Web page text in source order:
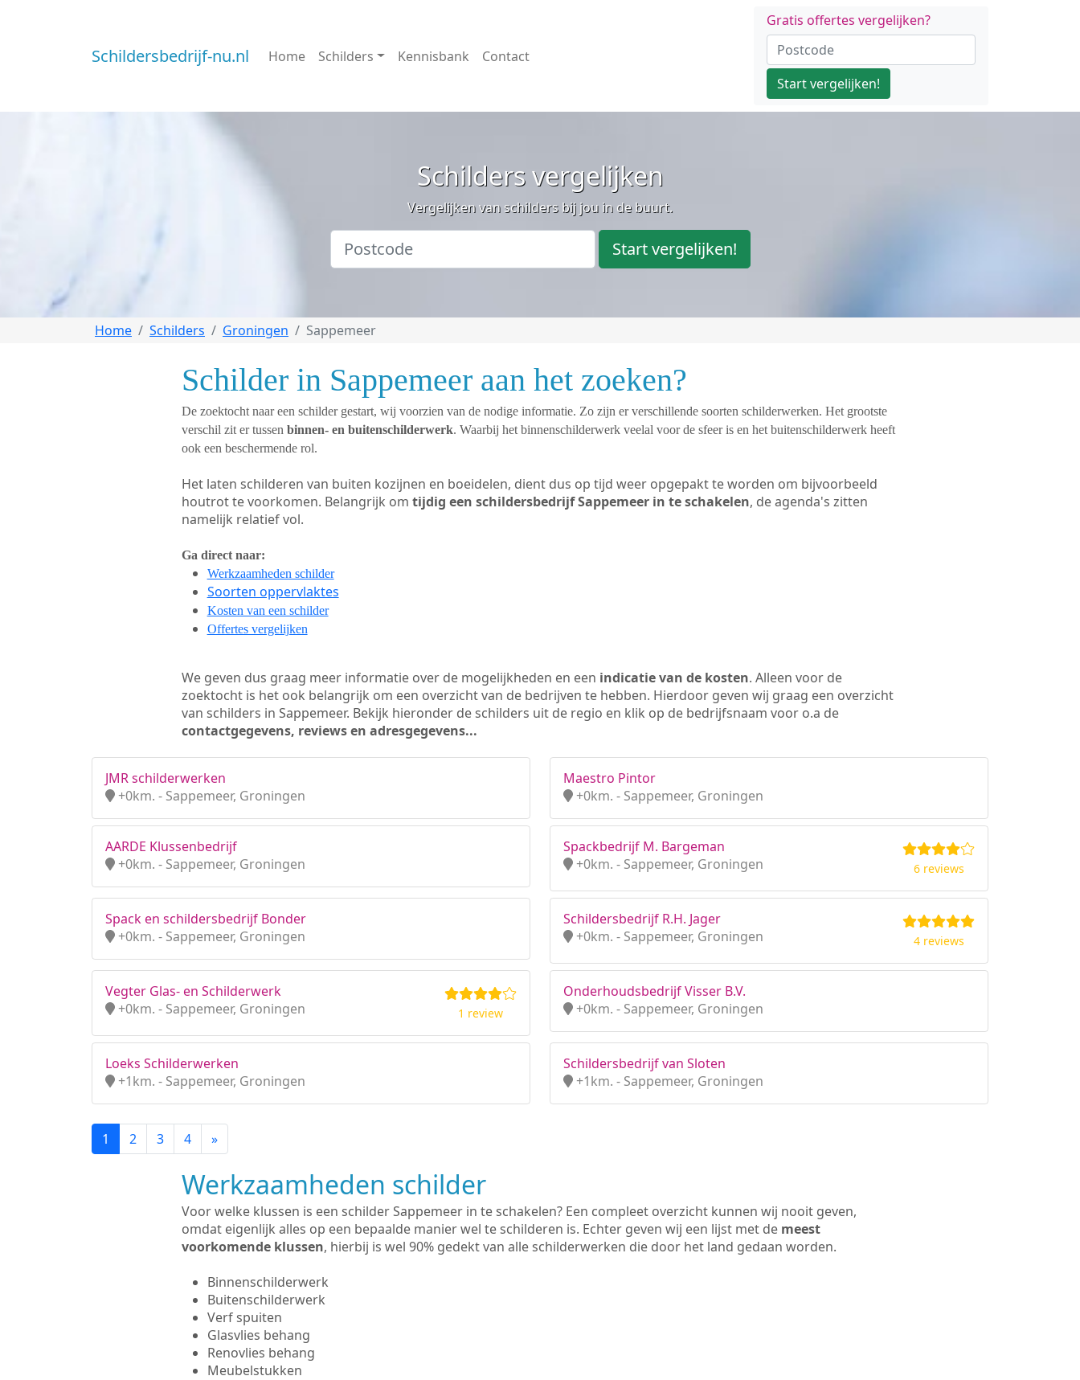
Schildersbedrijf-nu.nl Home Schilders Kennisbank Contact
Gratis offertes vergelijken?
Start vergelijken!
Schilders vergelijken
Vergelijken van schilders bij jou in de buurt.
Start vergelijken!
Home Schilders Groningen Sappemeer
Schilder in Sappemeer aan het zoeken?
De zoektocht naar een schilder gestart, wij voorzien van de nodige informatie. Zo zijn er verschillende soorten schilderwerken. Het grootste
verschil zit er tussen binnen- en buitenschilderwerk. Waarbij het binnenschilderwerk veelal voor de sfeer is en het buitenschilderwerk heeft
ook een beschermende rol.
Het laten schilderen van buiten kozijnen en boeidelen, dient dus op tijd weer opgepakt te worden om bijvoorbeeld
houtrot te voorkomen. Belangrijk om tijdig een schildersbedrijf Sappemeer in te schakelen, de agenda's zitten
namelijk relatief vol.
Ga direct naar:
Werkzaamheden schilder
Soorten oppervlaktes
Kosten van een schilder
Offertes vergelijken
We geven dus graag meer informatie over de mogelijkheden en een indicatie van de kosten. Alleen voor de
zoektocht is het ook belangrijk om een overzicht van de bedrijven te hebben. Hierdoor geven wij graag een overzicht
van schilders in Sappemeer. Bekijk hieronder de schilders uit de regio en klik op de bedrijfsnaam voor o.a de
contactgegevens, reviews en adresgegevens...
JMR schilderwerken
+0km. - Sappemeer, Groningen
Maestro Pintor
+0km. - Sappemeer, Groningen
AARDE Klussenbedrijf
+0km. - Sappemeer, Groningen
Spackbedrijf M. Bargeman
+0km. - Sappemeer, Groningen
6 reviews
Spack en schildersbedrijf Bonder
+0km. - Sappemeer, Groningen
Schildersbedrijf R.H. Jager
+0km. - Sappemeer, Groningen
4 reviews
Vegter Glas- en Schilderwerk
+0km. - Sappemeer, Groningen
1 review
Onderhoudsbedrijf Visser B.V.
+0km. - Sappemeer, Groningen
Loeks Schilderwerken
+1km. - Sappemeer, Groningen
Schildersbedrijf van Sloten
+1km. - Sappemeer, Groningen
1 2 3 4 »
Werkzaamheden schilder
Voor welke klussen is een schilder Sappemeer in te schakelen? Een compleet overzicht kunnen wij nooit geven,
omdat eigenlijk alles op een bepaalde manier wel te schilderen is. Echter geven wij een lijst met de meest
voorkomende klussen, hierbij is wel 90% gedekt van alle schilderwerken die door het land gedaan worden.
Binnenschilderwerk
Buitenschilderwerk
Verf spuiten
Glasvlies behang
Renovlies behang
Meubelstukken